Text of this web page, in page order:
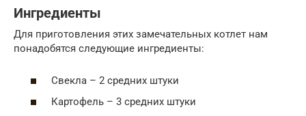
Ингредиенты
Для приготовления этих замечательных котлет нам
понадобятся следующие ингредиенты:
Свекла – 2 средних штуки
Картофель – 3 средних штуки